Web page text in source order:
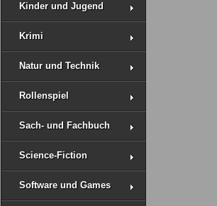
Kinder und Jugend
Krimi
Natur und Technik
Rollenspiel
Sach- und Fachbuch
Science-Fiction
Software und Games